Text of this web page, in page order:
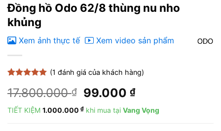
Đồng hồ Odo 62/8 thùng nu nho
khủng
Xem ảnh thực tế Xem video sản phẩm
dựa trên
đánh giá
(1 đánh giá của khách hàng)
17.800.000₫
Giá
gốc
là:
99.000₫Giá
hiện
tại
TIẾT KIỆM 1.000.000 ₫ khi mua tại Vang Vọng